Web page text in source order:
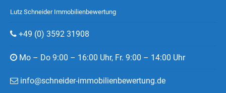
Lutz Schneider Immobilienbewertung
+49 (0) 3592 31908
Mo – Do 9:00 – 16:00 Uhr, Fr. 9:00 – 14:00 Uhr
info@schneider-immobilienbewertung.de